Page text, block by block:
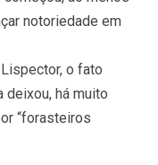
notoriedade em
o fato
deixou, há muito
“forasteiros